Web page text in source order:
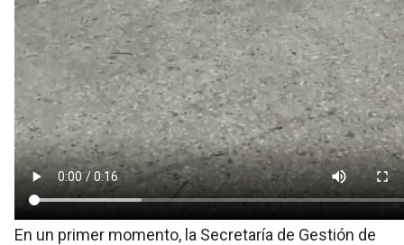
En un primer momento, la Secretaría de Gestión de